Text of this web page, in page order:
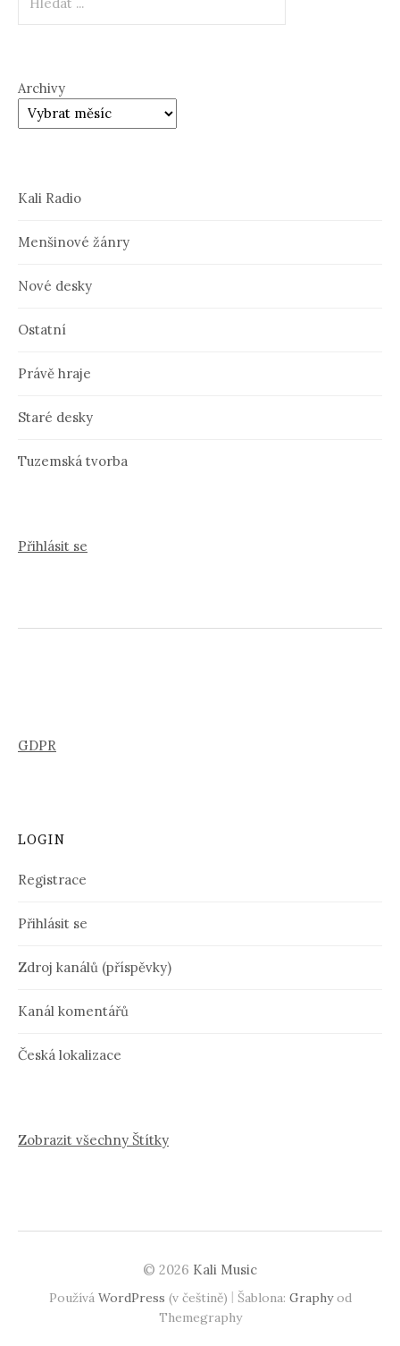
Archivy
Kali Radio
Menšinové žánry
Nové desky
Ostatní
Právě hraje
Staré desky
Tuzemská tvorba
Přihlásit se
GDPR
LOGIN
Registrace
Přihlásit se
Zdroj kanálů (příspěvky)
Kanál komentářů
Česká lokalizace
Zobrazit všechny Štítky
© 2026 Kali Music
Používá WordPress (v češtině) | Šablona: Graphyod
Themegraphy